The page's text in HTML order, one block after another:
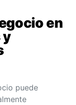
en
y
puede